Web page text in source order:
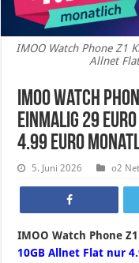
IMOO Watch Phone Z1
Allnet
IMOO Watch
einmalig 29
4.99 Euro
5. Juni 2026 o2
IMOO Watch Phone
10GB Allnet Flat nur